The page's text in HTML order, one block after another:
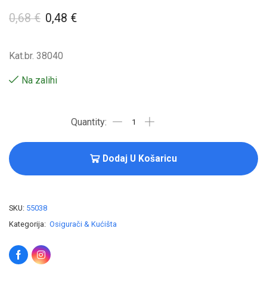
0,68€ 0,48 €
Kat.br. 38040
Na zalihi
Dodaj U Košaricu
SKU: 55038
Kategorija: Osigurači & Kućišta